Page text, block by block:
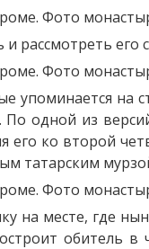
рассмотреть его
на
По одной из
его ко второй
татарским
на месте, где
обитель в